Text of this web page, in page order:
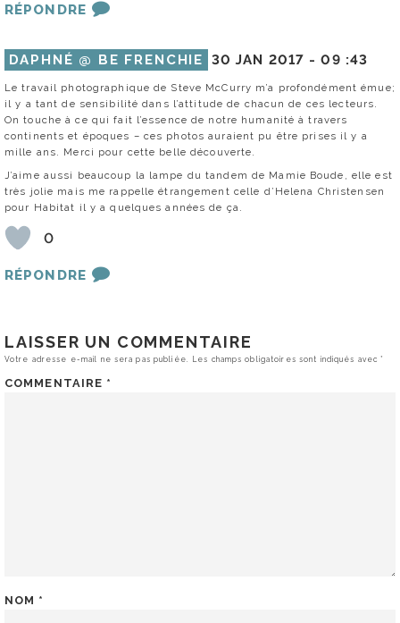
RÉPONDRE
DAPHNÉ @ BE FRENCHIE 30 JAN 2017 -09 :43
Le travail photographique de Steve McCurry m’a profondément émue;
il y a tant de sensibilité dans l’attitude de chacun de ces lecteurs.
On touche à ce qui fait l’essence de notre humanité à travers
continents et époques – ces photos auraient pu être prises il y a
mille ans. Merci pour cette belle découverte.
J’aime aussi beaucoup la lampe du tandem de Mamie Boude, elle est
très jolie mais me rappelle étrangement celle d’Helena Christensen
pour Habitat il y a quelques années de ça.
0
RÉPONDRE
LAISSER UN COMMENTAIRE
Votre adresse e-mail ne sera pas publiée. Les champs obligatoires sont indiqués avec*
COMMENTAIRE *
NOM *